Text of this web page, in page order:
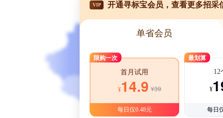
VIP 开通寻标宝会员，查看更多招采
单省会员
限购一次
首月试用
¥14.9 ¥39
每日仅0.48元
最划算
12
¥
每日